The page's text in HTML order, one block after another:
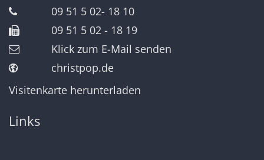
09 51 5 02- 18 10
09 51 5 02 - 18 19
Klick zum E-Mail senden
christpop.de
Visitenkarte herunterladen
Links